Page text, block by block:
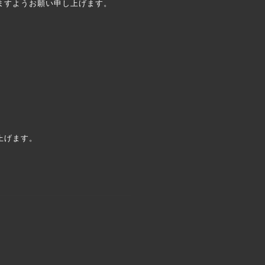
ようお願い申し上げます。
ます。